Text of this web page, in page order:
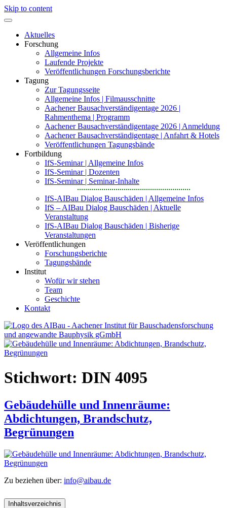
Skip to content
Aktuelles
Forschung
Allgemeine Infos
Laufende Projekte
Veröffentlichungen Forschungsberichte
Tagung
Zur Tagungsseite
Allgemeine Infos | Filmausschnitte
Aachener Bausachverständigentage 2026 |
Rahmenthema | Programm
Aachener Bausachverständigentage 2026 | Anmeldung
Aachener Bausachverständigentage | Anfahrt & Hotels
Veröffentlichungen Tagungsbände
Fortbildung
IfS-Seminar | Allgemeine Infos
IfS-Seminar | Dozenten
IfS-Seminar | Seminar-Inhalte
IfS-AIBau Dialog Bauschäden | Allgemeine Infos
IfS – AIBau Dialog Bauschäden | Aktuelle
Veranstaltung
IfS-AIBau Dialog Bauschäden | Bisherige
Veranstaltungen
Veröffentlichungen
Forschungsberichte
Tagungsbände
Institut
Wofür wir stehen
Team
Geschichte
Kontakt
AIBau – Aachener Institut für Bauschadensforschung und
Stichwort: DIN 4095
Gebäudehülle und Innenräume:
Abdichtungen, Brandschutz,
Begrünungen
Zu beziehen über: info@aibau.de
Inhaltsverzeichnis